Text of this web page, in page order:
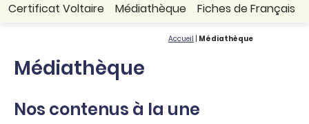
Certificat Voltaire Médiathèque Fiches de Français
Accueil Médiathèque
Médiathèque
Nos contenus à la une